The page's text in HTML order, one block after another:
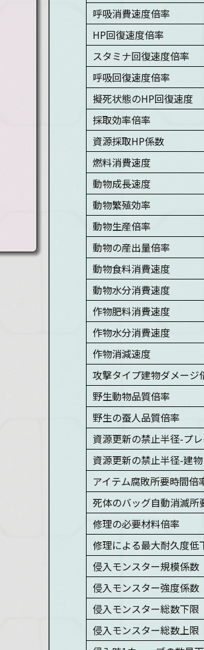
呼吸消費速度倍率
HP回復速度倍率
スタミナ回復速度倍率
呼吸回復速度倍率
擬死状態のHP回復速度
採取効率倍率
資源採取HP係数
燃料消費速度
動物成長速度
動物繁殖効率
動物生産倍率
動物の産出量倍率
動物食料消費速度
動物水分消費速度
作物肥料消費速度
作物水分消費速度
作物消減速度
攻撃タイプ建物ダメージ
野生動物品質倍率
野生の蚕人品質倍率
資源更新の禁止半径-プ
資源更新の禁止半径-建物
アイテム腐敗所要時間倍
死体のバッグ自動消滅所
修理の必要材料倍率
修理による最大耐久度低
侵入モンスター規模係数
侵入モンスター強度係数
侵入モンスター総数下限
侵入モンスター総数上限